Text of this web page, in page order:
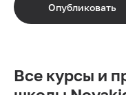
Опубликовать
Все курсы и